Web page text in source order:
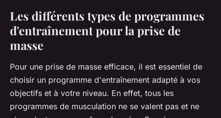
Les différents types de programmes
d'entraînement pour la prise de
masse
Pour une prise de masse efficace, il est essentiel de
choisir un programme d'entraînement adapté à vos
objectifs et à votre niveau. En effet, tous les
programmes de musculation ne se valent pas et ne